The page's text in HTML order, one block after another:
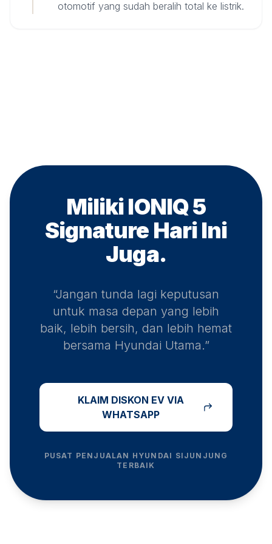
otomotif yang sudah beralih total ke listrik.
Miliki IONIQ 5
Signature Hari Ini
Juga.
“Jangan tunda lagi keputusan
untuk masa depan yang lebih
baik, lebih bersih, dan lebih hemat
bersama Hyundai Utama.”
KLAIM DISKON EV VIA
WHATSAPP
PUSAT PENJUALAN HYUNDAI SIJUNJUNG
TERBAIK